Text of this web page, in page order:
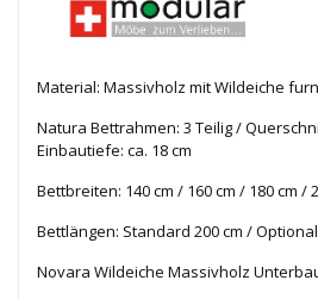
Material: Massivholz mit Wildeiche
Natura Bettrahmen: 3 Teilig /
Einbautiefe: ca. 18 cm
Bettbreiten: 140 cm / 160 cm / 180 cm /
Bettlängen: Standard 200 cm / Optional
Novara Wildeiche Massivholz